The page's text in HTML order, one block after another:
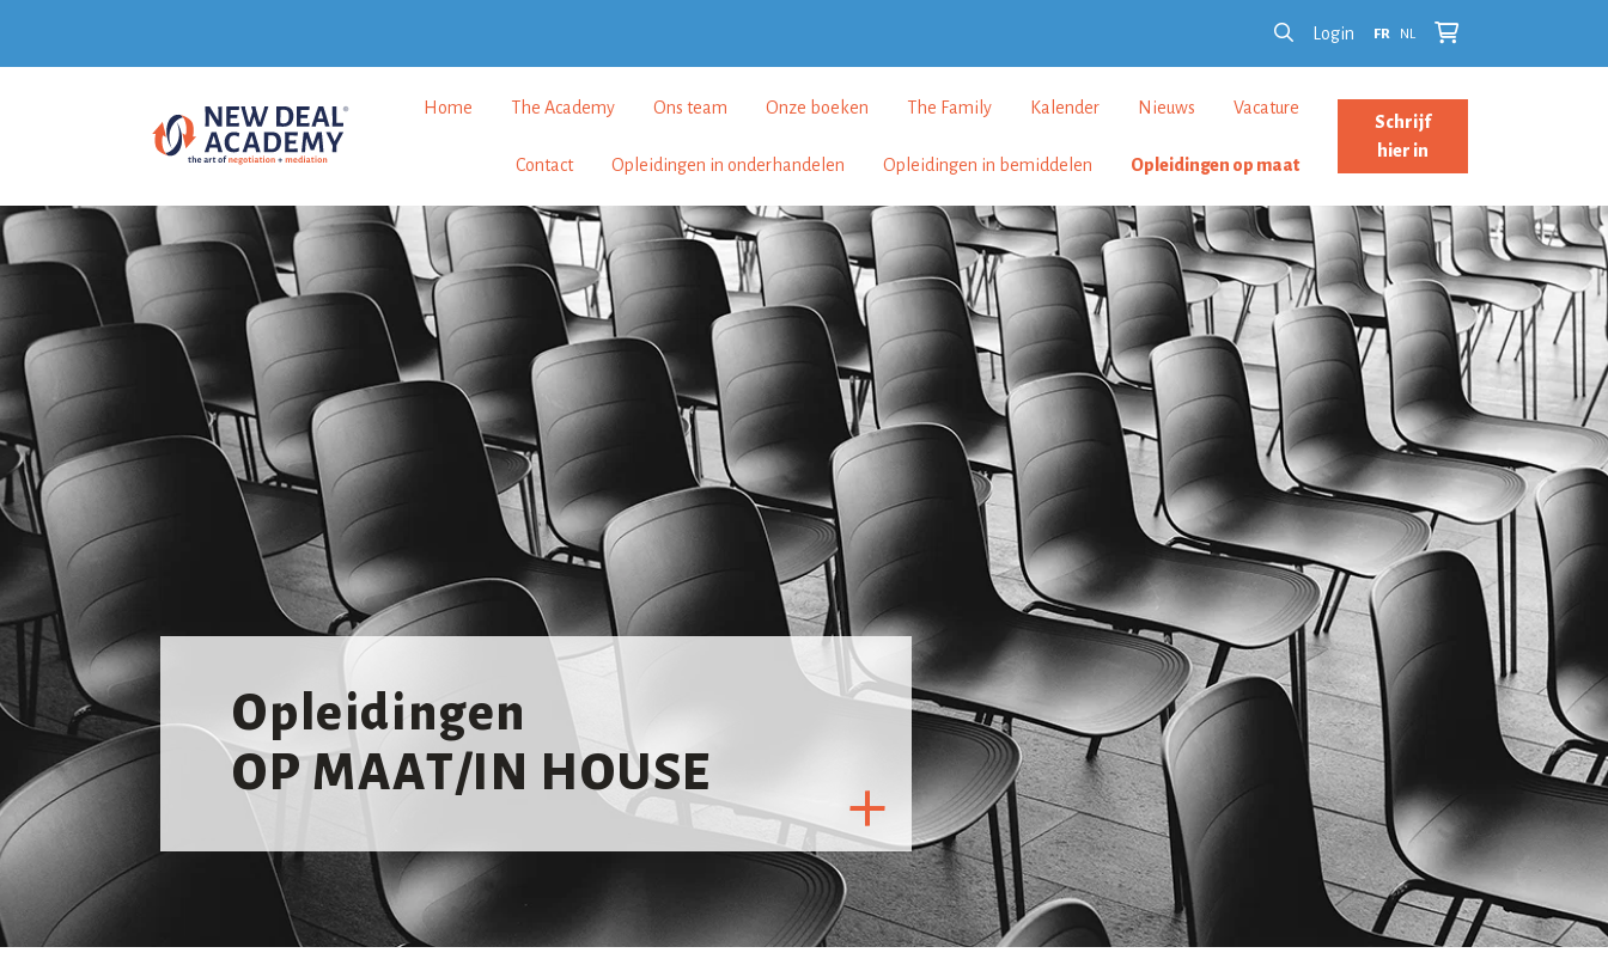
Login FR NL
Home The Academy Ons team Onze boeken The Family Kalender Nieuws Vacature
Contact Opleidingen in onderhandelen Opleidingen in bemiddelen Opleidingen op maat
Schrijf
hier in
Opleidingen
OP MAAT/IN HOUSE